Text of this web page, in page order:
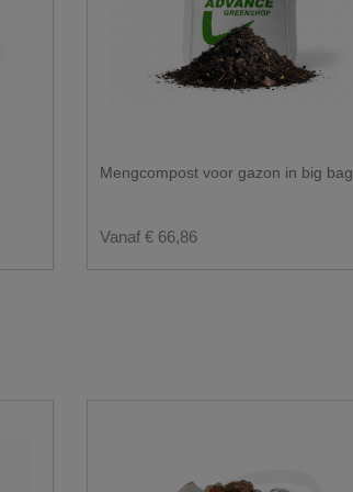
Mengcompost voor gazon in big bag
Vanaf € 66,86